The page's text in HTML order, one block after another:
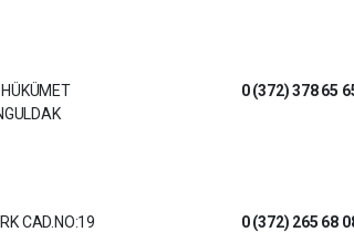
0 (372) 378 65
CAD.NO:19
0 (372) 265 68